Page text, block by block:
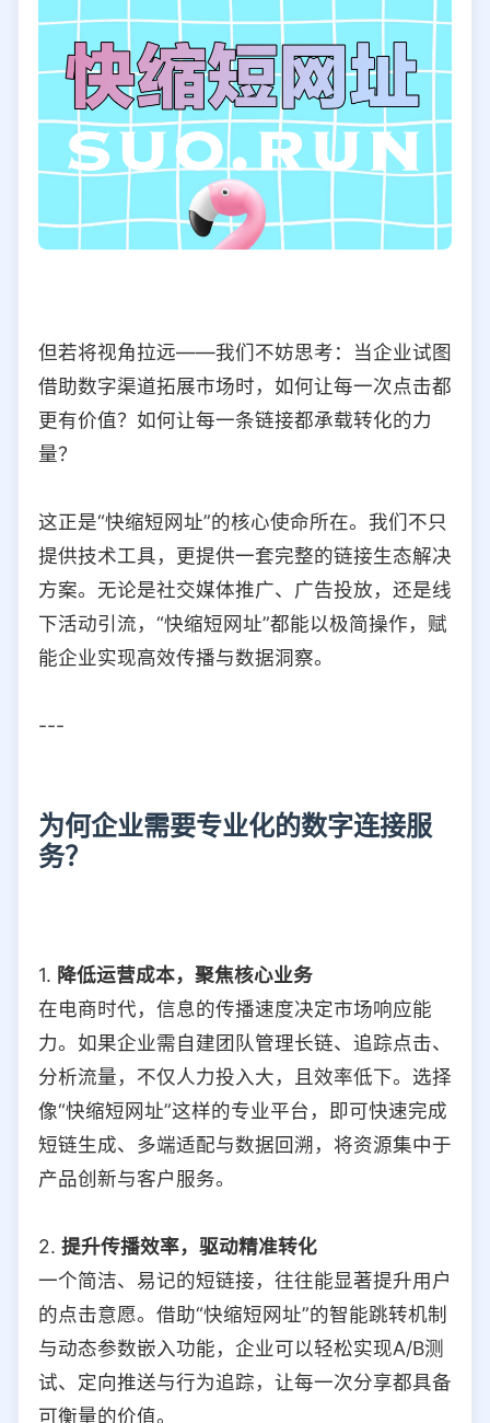
但若将视角拉远——我们不妨思考：当企业试图
借助数字渠道拓展市场时，如何让每一次点击都
更有价值？如何让每一条链接都承载转化的力
量？
这正是“快缩短网址”的核心使命所在。我们不只
提供技术工具，更提供一套完整的链接生态解决
方案。无论是社交媒体推广、广告投放，还是线
下活动引流，“快缩短网址”都能以极简操作，赋
能企业实现高效传播与数据洞察。
---
为何企业需要专业化的数字连接服
务？
1. 降低运营成本，聚焦核心业务
在电商时代，信息的传播速度决定市场响应能
力。如果企业需自建团队管理长链、追踪点击、
分析流量，不仅人力投入大，且效率低下。选择
像“快缩短网址”这样的专业平台，即可快速完成
短链生成、多端适配与数据回溯，将资源集中于
产品创新与客户服务。
2. 提升传播效率，驱动精准转化
一个简洁、易记的短链接，往往能显著提升用户
的点击意愿。借助“快缩短网址”的智能跳转机制
与动态参数嵌入功能，企业可以轻松实现A/B测
试、定向推送与行为追踪，让每一次分享都具备
可衡量的价值。